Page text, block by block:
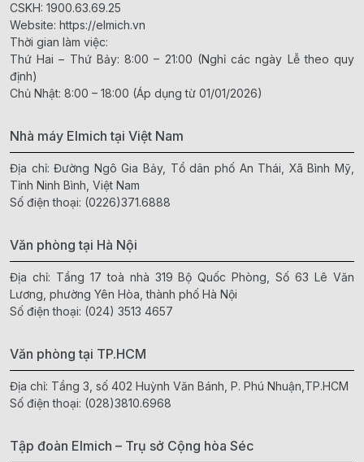
CSKH: 1900.63.69.25
Website: https://elmich.vn
Thời gian làm việc:
Thứ Hai – Thứ Bảy: 8:00 – 21:00 (Nghỉ các ngày Lễ theo quy
định)
Chủ Nhật: 8:00 – 18:00 (Áp dụng từ 01/01/2026)
Nhà máy Elmich tại Việt Nam
Địa chỉ: Đường Ngô Gia Bảy, Tổ dân phố An Thái, Xã Bình Mỹ,
Tỉnh Ninh Bình, Việt Nam
Số điện thoại: (0226)371.6888
Văn phòng tại Hà Nội
Địa chỉ: Tầng 17 toà nhà 319 Bộ Quốc Phòng, Số 63 Lê Văn
Lương, phường Yên Hòa, thành phố Hà Nội
Số điện thoại: (024) 3513 4657
Văn phòng tại TP.HCM
Địa chỉ: Tầng 3, số 402 Huỳnh Văn Bánh, P. Phú Nhuận,TP.HCM
Số điện thoại: (028)3810.6968
Tập đoàn Elmich – Trụ sở Cộng hòa Séc